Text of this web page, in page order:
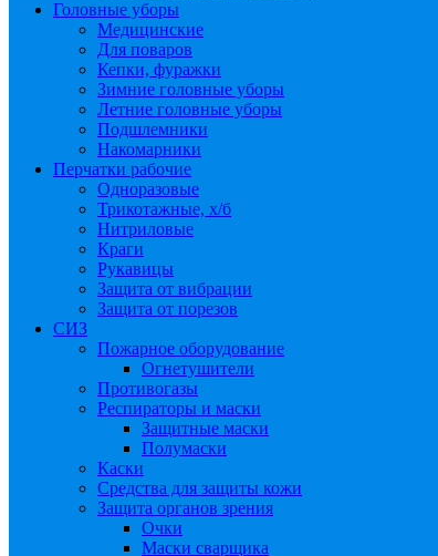
Головные уборы
Медицинские
Для поваров
Кепки, фуражки
Зимние головные уборы
Летние головные уборы
Подшлемники
Накомарники
Перчатки рабочие
Одноразовые
Трикотажные, х/б
Нитриловые
Краги
Рукавицы
Защита от вибрации
Защита от порезов
СИЗ
Пожарное оборудование
Огнетушители
Противогазы
Респираторы и маски
Защитные маски
Полумаски
Каски
Средства для защиты кожи
Защита органов зрения
Очки
Маски сварщика